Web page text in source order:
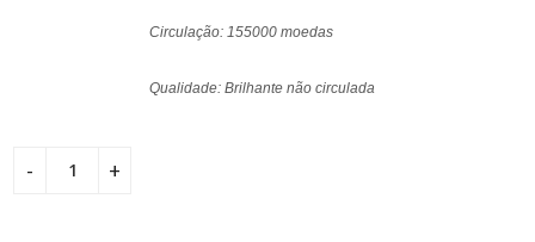
Circulação: 155000 moedas
Qualidade: Brilhante não circulada